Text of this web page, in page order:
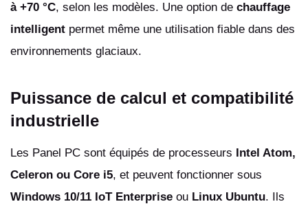
à +70 °C, selon les modèles. Une option de chauffage
intelligent permet même une utilisation fiable dans des
environnements glaciaux.
Puissance de calcul et compatibilité
industrielle
Les Panel PC sont équipés de processeurs Intel Atom,
Celeron ou Core i5, et peuvent fonctionner sous
Windows 10/11 IoT Enterprise ou Linux Ubuntu. Ils